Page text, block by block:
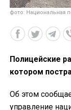
фото: Национальная
Полицейские
котором
Об этом
управление